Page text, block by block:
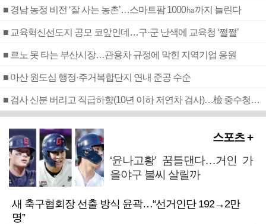
■ 경남 농정 비전 ‘잘 사는 농촌’…스마트팜 1000㏊까지 늘린다
■ 교육혁신선도지 공모 코앞인데…구·군 난색에 교육청 ‘쩔쩔’
■ 르노 못 타는 부산시장…관용차 규정에 막힌 지역기업 응원
■ 마산 원도심 행정·주거복합단지 연내 준공 수순
■ 검사 신분 버리고 직급하향(10년 이하 저연차 검사)…檢 중수청행 기피
스포츠 +
‘윤나고황’ 꿈틀댄다…거인 가
을야구 불씨 살릴까
새 축구협회장 선출 방식 윤곽…“선거인단 192→2만
명”